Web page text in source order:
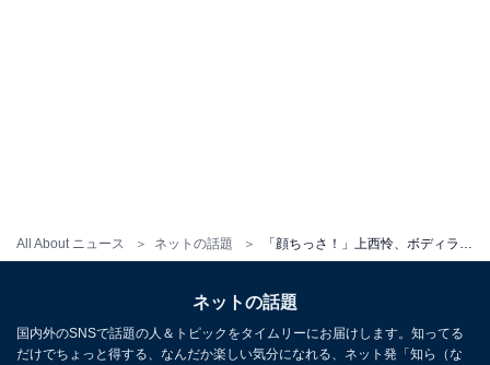
All About ニュース ネットの話題 「顔ちっさ！」上西怜、ボディライン際立つコーデで美脚を披露！ 「久しぶりにミニスカ見れてハッピー」
ネットの話題
国内外のSNSで話題の人＆トピックをタイムリーにお届けします。知ってる
だけでちょっと得する、なんだか楽しい気分になれる、ネット発「知ら（な